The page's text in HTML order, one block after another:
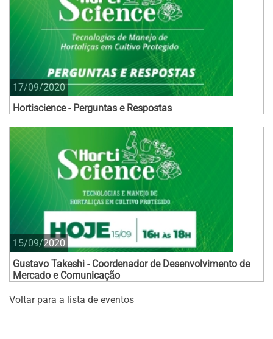
17/09/2020
Hortiscience - Perguntas e Respostas
15/09/2020
Gustavo Takeshi - Coordenador de Desenvolvimento de
Mercado e Comunicação
Voltar para a lista de eventos